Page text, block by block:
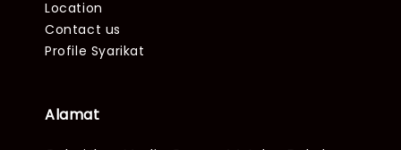
Location
Contact us
Profile Syarikat
Alamat